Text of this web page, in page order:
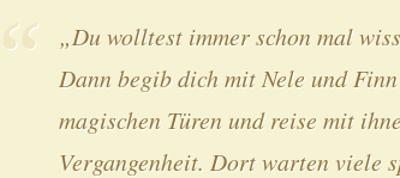
„Du wolltest immer schon mal
Dann begib dich mit Nele und
magischen Türen und reise mit
Vergangenheit. Dort warten viele